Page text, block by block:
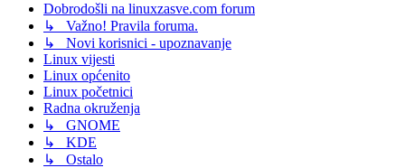
Dobrodošli na linuxzasve.com forum
↳ Važno! Pravila foruma.
↳ Novi korisnici - upoznavanje
Linux vijesti
Linux općenito
Linux početnici
Radna okruženja
↳ GNOME
↳ KDE
↳ Ostalo